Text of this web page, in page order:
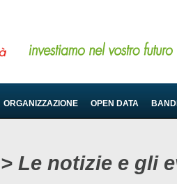
ORGANIZZAZIONE OPEN DATA
> Le notizie e gli